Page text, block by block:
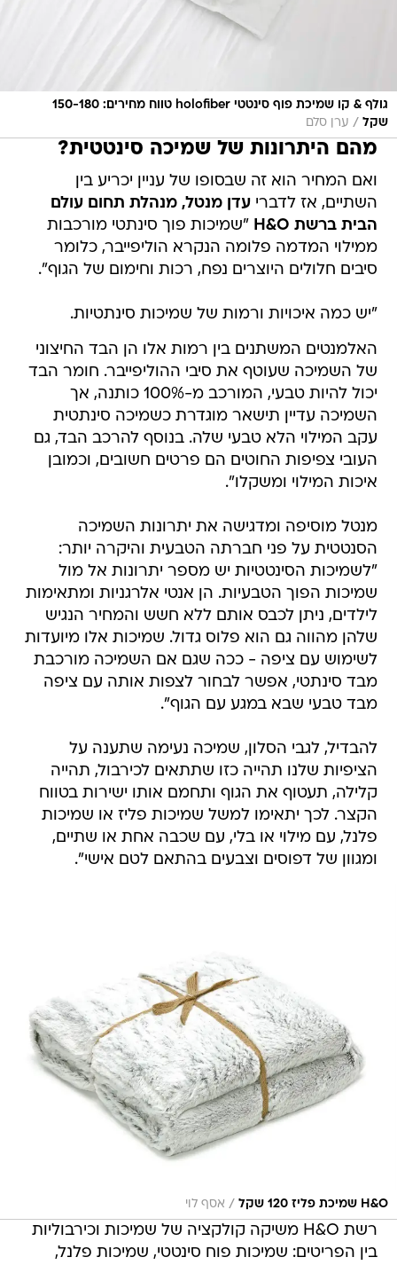
גולף & קו שמיכת פוף סינטטי holofiber טווח מחירים: 150-180
שקל / ערן סלם
מהם היתרונות של שמיכה סינטטית?
ואם המחיר הוא זה שבסופו של עניין יכריע בין
השתיים, אז לדבריעדן מנטל, מנהלת תחום עולם
הבית ברשת H&O
"שמיכות פוך סינתטי מורכבות
ממילוי המדמה פלומה הנקרא הוליפייבר, כלומר
סיבים חלולים היוצרים נפח, רכות וחימום של הגוף".
"יש כמה איכויות ורמות של שמיכות סינתטיות.
האלמנטים המשתנים בין רמות אלו הן הבד החיצוני
של השמיכה שעוטף את סיבי ההוליפייבר. חומר הבד
יכול להיות טבעי, המורכב מ-100% כותנה, אך
השמיכה עדיין תישאר מוגדרת כשמיכה סינתטית
עקב המילוי הלא טבעי שלה. בנוסף להרכב הבד, גם
העובי צפיפות החוטים הם פרטים חשובים, וכמובן
איכות המילוי ומשקלו".
מנטל מוסיפה ומדגישה את יתרונות השמיכה
הסנטטית על פני חברתה הטבעית והיקרה יותר:
"לשמיכות הסינטטיות יש מספר יתרונות אל מול
שמיכות הפוך הטבעיות. הן אנטי אלרגניות ומתאימות
לילדים, ניתן לכבס אותם ללא חשש והמחיר הנגיש
שלהן מהווה גם הוא פלוס גדול. שמיכות אלו מיועדות
לשימוש עם ציפה - ככה שגם אם השמיכה מורכבת
מבד סינתטי, אפשר לבחור לצפות אותה עם ציפה
מבד טבעי שבא במגע עם הגוף".
להבדיל, לגבי הסלון, שמיכה נעימה שתענה על
הציפיות שלנו תהייה כזו שתתאים לכירבול, תהייה
קלילה, תעטוף את הגוף ותחמם אותו ישירות בטווח
הקצר. לכך יתאימו למשל שמיכות פליז או שמיכות
פלנל, עם מילוי או בלי, עם שכבה אחת או שתיים,
ומגוון של דפוסים וצבעים בהתאם לטם אישי".
H&O שמיכת פליז 120 שקל / אסף לוי
רשת H&O משיקה קולקציה של שמיכות וכירבוליות
בין הפריטים: שמיכות פוח סינטטי, שמיכות פלנל,